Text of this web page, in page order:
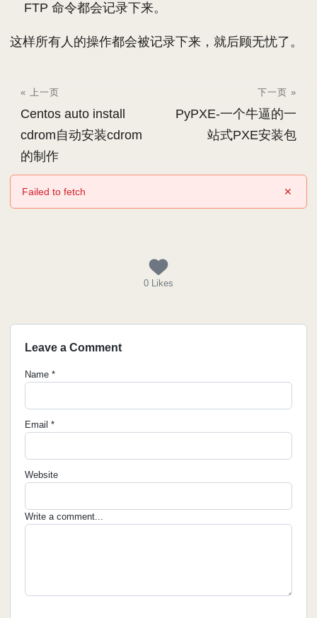
FTP 命令都会记录下来。
这样所有人的操作都会被记录下来，就后顾无忧了。
« 上一页
Centos auto install
cdrom自动安装cdrom
的制作
下一页 »
PyPXE-一个牛逼的一
站式PXE安装包